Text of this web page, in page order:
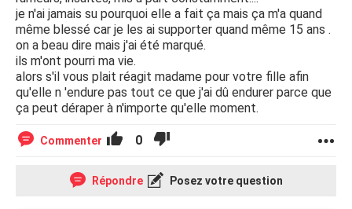
je n'ai jamais su pourquoi elle a fait ça mais ça m'a quand
même blessé car je les ai supporter quand même 15 ans .
on a beau dire mais j'ai été marqué.
ils m'ont pourri ma vie.
alors s'il vous plait réagit madame pour votre fille afin
qu'elle n 'endure pas tout ce que j'ai dû endurer parce que
ça peut déraper à n'importe qu'elle moment.
Commenter 0
Répondre Posez votre question